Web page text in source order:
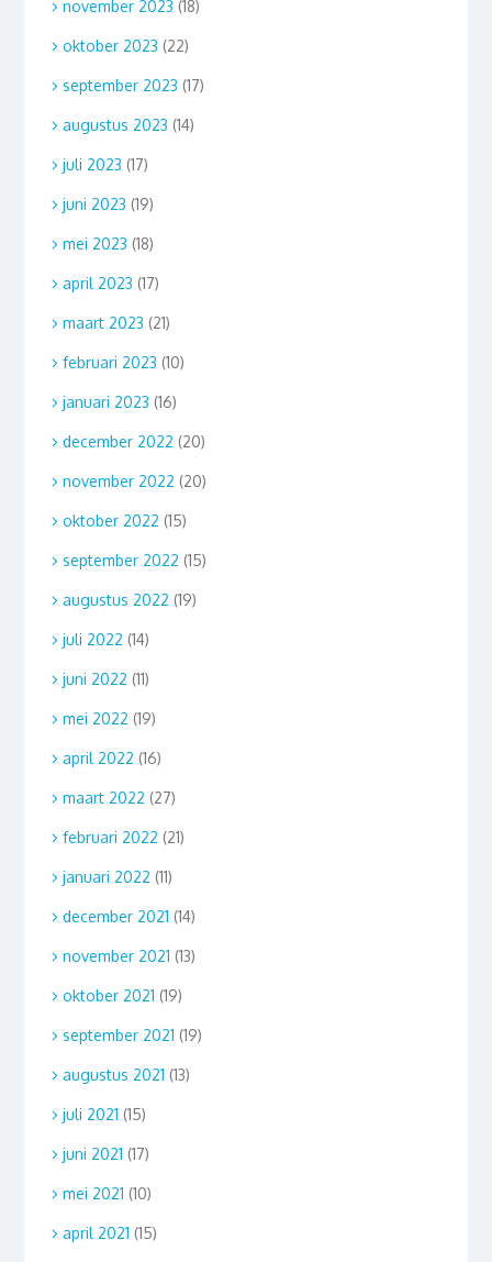
november 2023 (18)
oktober 2023 (22)
september 2023 (17)
augustus 2023 (14)
juli 2023 (17)
juni 2023 (19)
mei 2023 (18)
april 2023 (17)
maart 2023 (21)
februari 2023 (10)
januari 2023 (16)
december 2022 (20)
november 2022 (20)
oktober 2022 (15)
september 2022 (15)
augustus 2022 (19)
juli 2022 (14)
juni 2022 (11)
mei 2022 (19)
april 2022 (16)
maart 2022 (27)
februari 2022 (21)
januari 2022 (11)
december 2021 (14)
november 2021 (13)
oktober 2021 (19)
september 2021 (19)
augustus 2021 (13)
juli 2021 (15)
juni 2021 (17)
mei 2021 (10)
april 2021 (15)